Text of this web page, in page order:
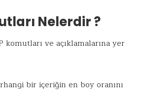
Nelerdir ?
komutları ve açıklamalarına yer
bir içeriğin en boy oranını